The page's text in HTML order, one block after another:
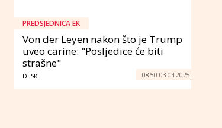
PREDSJEDNICA EK
Von der Leyen nakon što je Trump
uveo carine: "Posljedice će biti
strašne"
DESK 08:50 03.04.2025.